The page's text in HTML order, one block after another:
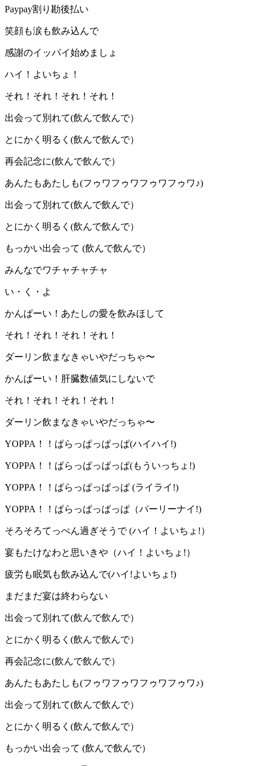
Paypay割り勘後払い
笑顔も涙も飲み込んで
感謝のイッパイ始めましょ
ハイ！よいちょ！
それ！それ！それ！それ！
出会って別れて(飲んで飲んで）
とにかく明るく(飲んで飲んで）
再会記念に(飲んで飲んで）
あんたもあたしも(フゥワフゥワフゥワフゥワ♪)
出会って別れて(飲んで飲んで）
とにかく明るく(飲んで飲んで）
もっかい出会って (飲んで飲んで）
みんなでワチャチャチャ
い・く・よ
かんぱーい！あたしの愛を飲みほして
それ！それ！それ！それ！
ダーリン飲まなきゃいやだっちゃ〜
かんぱーい！肝臓数値気にしないで
それ！それ！それ！それ！
ダーリン飲まなきゃいやだっちゃ〜
YOPPA！！ぱらっぱっぱっぱ(ハイハイ!)
YOPPA！！ぱらっぱっぱっぱ(もういっちょ!)
YOPPA！！ぱらっぱっぱっぱ (ライライ!)
YOPPA！！ぱらっぱっぱっぱ（パーリーナイ!)
そろそろてっぺん過ぎそうで (ハイ！よいちょ!）
宴もたけなわと思いきや（ハイ！よいちょ!）
疲労も眠気も飲み込んで(ハイ!よいちょ!)
まだまだ宴は終わらない
出会って別れて(飲んで飲んで）
とにかく明るく(飲んで飲んで）
再会記念に(飲んで飲んで）
あんたもあたしも(フゥワフゥワフゥワフゥワ♪)
出会って別れて(飲んで飲んで）
とにかく明るく(飲んで飲んで）
もっかい出会って (飲んで飲んで）